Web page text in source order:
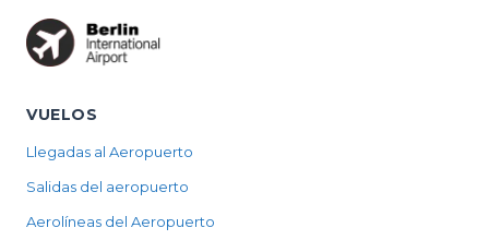
VUELOS
Llegadas al Aeropuerto
Salidas del aeropuerto
Aerolíneas del Aeropuerto